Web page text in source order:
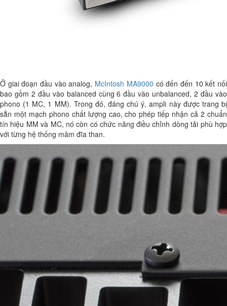
Ở giai đoạn đầu vào analog, McIntosh MA9000 có đến đến 10 kết nối
bao gồm 2 đầu vào balanced cùng 6 đầu vào unbalanced, 2 đầu vào
phono (1 MC, 1 MM). Trong đó, đáng chú ý, ampli này được trang bị
sẵn một mạch phono chất lượng cao, cho phép tiếp nhận cả 2 chuẩn
tín hiệu MM và MC, nó còn có chức năng điều chỉnh dòng tải phù hợp
với từng hệ thống mâm đĩa than.